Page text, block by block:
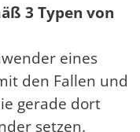
3 Typen von
eines
den Fallen und
gerade dort
setzen.